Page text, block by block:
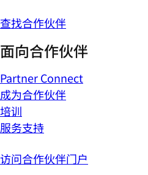
查找合作伙伴
面向合作伙伴
Partner Connect
成为合作伙伴
培训
服务支持
访问合作伙伴门户